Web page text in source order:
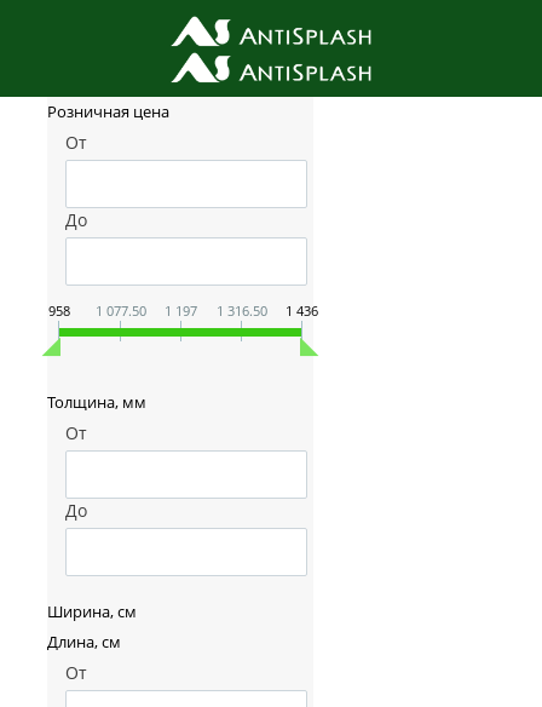
Фильтр товаров
Розничная цена
От
До
958 1 077.50 1 197 1 316.50 1 436
Толщина, мм
От
До
Ширина, см
Длина, см
От